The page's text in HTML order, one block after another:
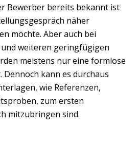
Bewerber bereits bekannt ist
näher
möchte. Aber auch bei
weiteren geringfügigen
meistens nur eine formlose
kann es durchaus
wie Referenzen,
zum ersten
mitzubringen sind.